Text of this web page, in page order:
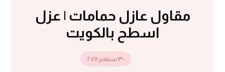
مقاول عازل حمامات | عزل
اسطح بالكويت
٣٠ سبتمبر ٢٠٢٥